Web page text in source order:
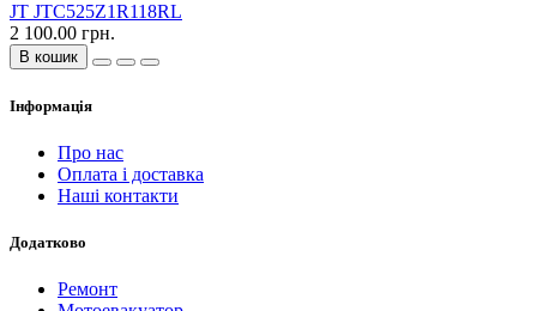
JT JTC525Z1R118RL
2 100.00 грн.
В кошик
Інформація
Про нас
Оплата і доставка
Наші контакти
Додатково
Ремонт